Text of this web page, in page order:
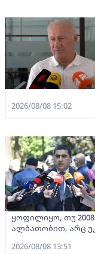
2026/08/08 15:02
ყოფილიყო, თუ
ალბათობით, არც
2026/08/08 13:51